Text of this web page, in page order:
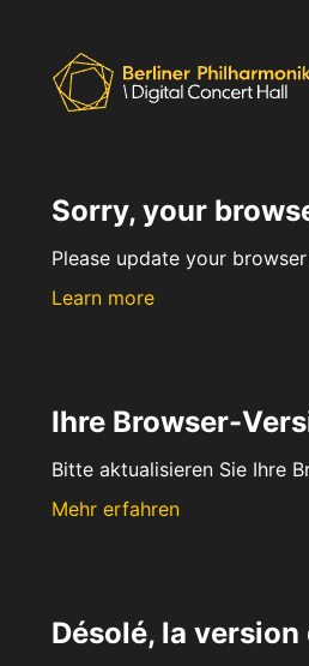
Sorry, your
Please update your
Learn more
Ihre Browser-
Bitte aktualisieren Sie Ihre
Mehr erfahren
Désolé, la